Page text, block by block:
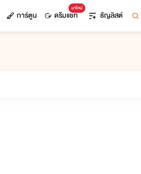
การ์ตูน
มาใหม่
ดรีมแชท ธัญลิสต์